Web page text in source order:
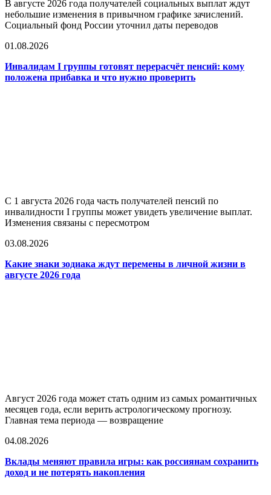
В августе 2026 года получателей социальных выплат ждут
небольшие изменения в привычном графике зачислений.
Социальный фонд России уточнил даты переводов
01.08.2026
Инвалидам I группы готовят перерасчёт пенсий: кому
положена прибавка и что нужно проверить
С 1 августа 2026 года часть получателей пенсий по
инвалидности I группы может увидеть увеличение выплат.
Изменения связаны с пересмотром
03.08.2026
Какие знаки зодиака ждут перемены в личной жизни в
августе 2026 года
Август 2026 года может стать одним из самых романтичных
месяцев года, если верить астрологическому прогнозу.
Главная тема периода — возвращение
04.08.2026
Вклады меняют правила игры: как россиянам сохранить
доход и не потерять накопления